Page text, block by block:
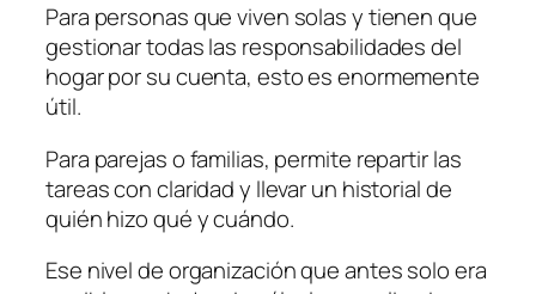
Para personas que viven solas y tienen que
gestionar todas las responsabilidades del
hogar por su cuenta, esto es enormemente
útil.
Para parejas o familias, permite repartir las
tareas con claridad y llevar un historial de
quién hizo qué y cuándo.
Ese nivel de organización que antes solo era